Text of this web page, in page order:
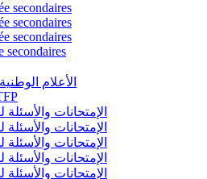
secondaires
secondaires
secondaires
secondaires
الأعلام
الإمتحانات والأسئلة
الإمتحانات والأسئلة
الإمتحانات والأسئلة
الإمتحانات والأسئلة
الإمتحانات والأسئلة